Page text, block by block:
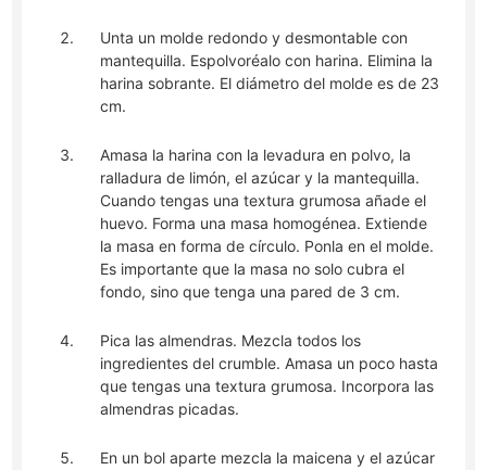
Unta un molde redondo y desmontable con
mantequilla. Espolvoréalo con harina. Elimina la
harina sobrante. El diámetro del molde es de 23
cm.
Amasa la harina con la levadura en polvo, la
ralladura de limón, el azúcar y la mantequilla.
Cuando tengas una textura grumosa añade el
huevo. Forma una masa homogénea. Extiende
la masa en forma de círculo. Ponla en el molde.
Es importante que la masa no solo cubra el
fondo, sino que tenga una pared de 3 cm.
Pica las almendras. Mezcla todos los
ingredientes del crumble. Amasa un poco hasta
que tengas una textura grumosa. Incorpora las
almendras picadas.
En un bol aparte mezcla la maicena y el azúcar